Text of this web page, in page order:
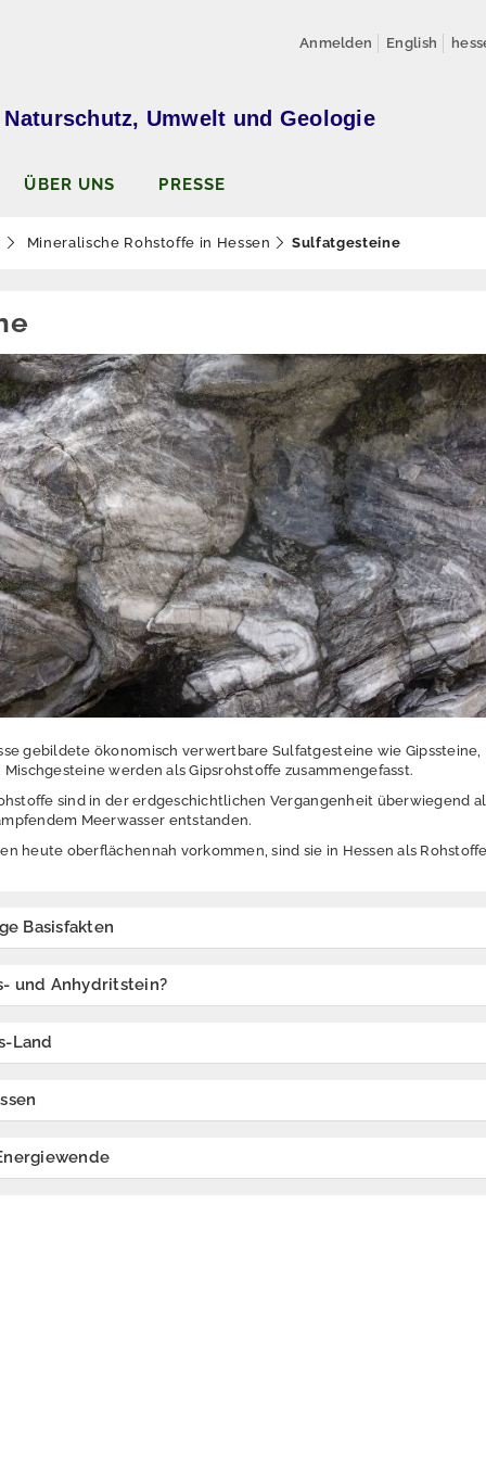
Anmelden English
Umwelt und Geologie
ÜBER UNS PRESSE
Mineralische Rohstoffe in Hessen Sulfatgesteine
gebildete ökonomisch verwertbare Sulfatgesteine wie Gipssteine,
werden als Gipsrohstoffe zusammengefasst.
sind in der erdgeschichtlichen Vergangenheit überwiegend
Meerwasser entstanden.
heute oberflächennah vorkommen, sind sie in Hessen als
Basisfakten
und Anhydritstein?
Land